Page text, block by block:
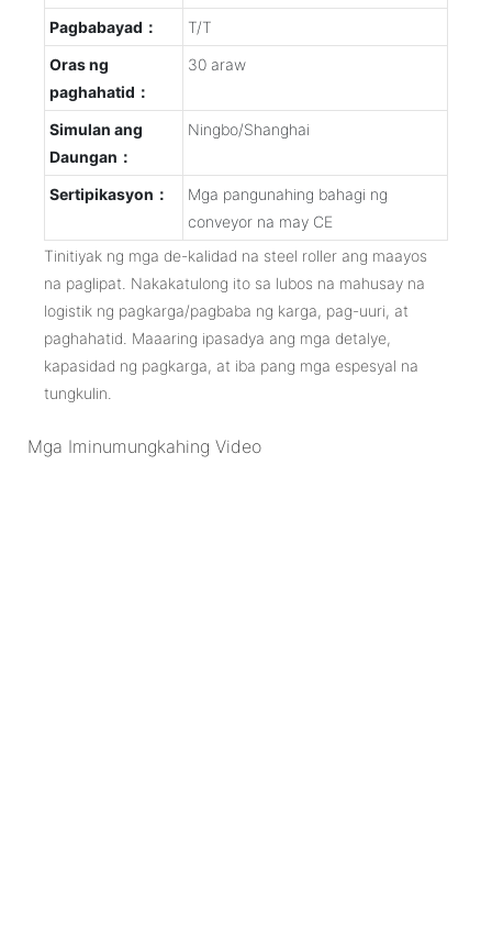
Pagbabayad：
T/T
Oras ng
paghahatid：
30 araw
Simulan ang
Daungan：
Ningbo/Shanghai
Sertipikasyon：
Mga pangunahing bahagi ng
conveyor na may CE
Tinitiyak ng mga de-kalidad na steel roller ang maayos
na paglipat. Nakakatulong ito sa lubos na mahusay na
logistik ng pagkarga/pagbaba ng karga, pag-uuri, at
paghahatid. Maaaring ipasadya ang mga detalye,
kapasidad ng pagkarga, at iba pang mga espesyal na
tungkulin.
Mga Iminumungkahing Video